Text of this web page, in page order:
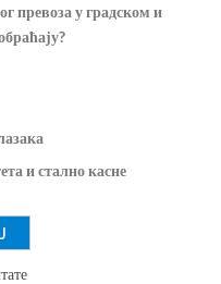
превоза у градском и
и стално касне